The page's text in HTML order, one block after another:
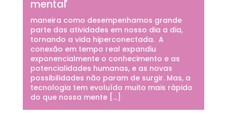
mental
maneira como desempenhamos grande
parte das atividades em nosso dia a dia,
tornando a vida hiperconectada. A
conexão em tempo real expandiu
exponencialmente o conhecimento e as
potencialidades humanas, e as novas
possibilidades não param de surgir. Mas, a
tecnologia tem evoluído muito mais rápido
do que nossa mente […]